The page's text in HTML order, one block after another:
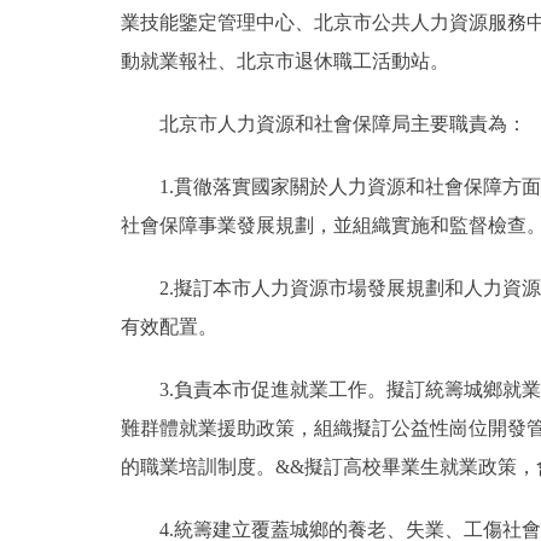
業技能鑒定管理中心、北京市公共人力資源服務
動就業報社、北京市退休職工活動站。
北京市人力資源和社會保障局主要職責為：
1.貫徹落實國家關於人力資源和社會保障方
社會保障事業發展規劃，並組織實施和監督檢查
2.擬訂本市人力資源市場發展規劃和人力資
有效配置。
3.負責本市促進就業工作。擬訂統籌城鄉就
難群體就業援助政策，組織擬訂公益性崗位開發
的職業培訓制度。&&擬訂高校畢業生就業政策
4.統籌建立覆蓋城鄉的養老、失業、工傷社